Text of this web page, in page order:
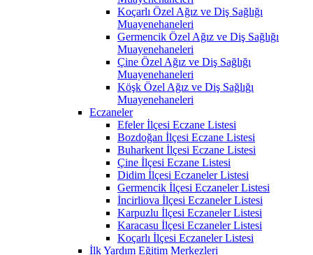
Koçarlı Özel Ağız ve Diş Sağlığı
Muayenehaneleri
Germencik Özel Ağız ve Diş Sağlığı
Muayenehaneleri
Çine Özel Ağız ve Diş Sağlığı
Muayenehaneleri
Köşk Özel Ağız ve Diş Sağlığı
Muayenehaneleri
Eczaneler
Efeler İlçesi Eczane Listesi
Bozdoğan İlçesi Eczane Listesi
Buharkent İlçesi Eczane Listesi
Çine İlçesi Eczane Listesi
Didim İlçesi Eczaneler Listesi
Germencik İlçesi Eczaneler Listesi
İncirliova İlçesi Eczaneler Listesi
Karpuzlu İlçesi Eczaneler Listesi
Karacasu İlçesi Eczaneler Listesi
Koçarlı İlçesi Eczaneler Listesi
İlk Yardım Eğitim Merkezleri